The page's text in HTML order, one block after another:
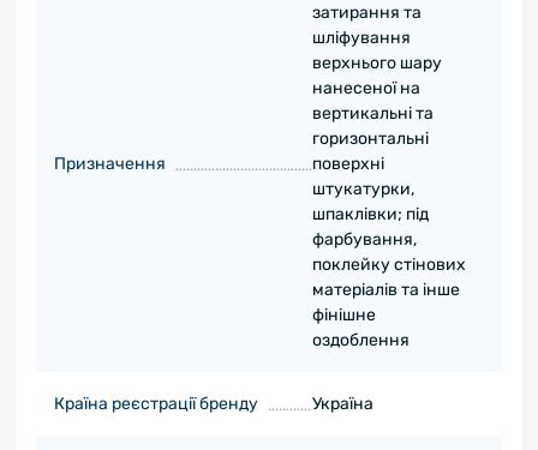
Призначення
затирання та
шліфування
верхнього шару
нанесеної на
вертикальні та
горизонтальні
поверхні
штукатурки,
шпаклівки; під
фарбування,
поклейку стінових
матеріалів та інше
фінішне
оздоблення
Країна реєстрації бренду Україна